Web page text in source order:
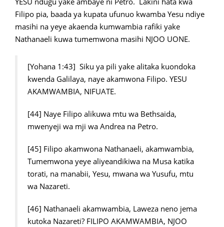
Filipo pia, baada ya kupata ufunuo kwamba Yesu ndiye
masihi na yeye akaenda kumwambia rafiki yake
Nathanaeli kuwa tumemwona masihi NJOO UONE.
[Yohana 1:43] Siku ya pili yake alitaka kuondoka
kwenda Galilaya, naye akamwona Filipo. YESU
AKAMWAMBIA, NIFUATE.
[44] Naye Filipo alikuwa mtu wa Bethsaida,
mwenyeji wa mji wa Andrea na Petro.
[45] Filipo akamwona Nathanaeli, akamwambia,
Tumemwona yeye aliyeandikiwa na Musa katika
torati, na manabii, Yesu, mwana wa Yusufu, mtu
wa Nazareti.
[46] Nathanaeli akamwambia, Laweza neno jema
kutoka Nazareti? FILIPO AKAMWAMBIA, NJOO